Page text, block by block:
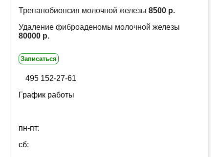
Трепанобиопсия молочной железы 8500 р.
Удаление фиброаденомы молочной железы
80000 р.
Записаться
495 152-27-61
График работы
пн-пт:
сб: